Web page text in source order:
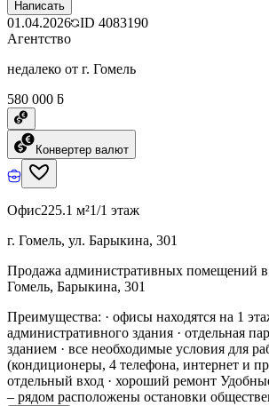
Написать
01.04.2026 ID 4083190
Агентство
недалеко от г. Гомель
580 000 ƃ
Конвертер валют
Офис225.1 м²1/1 этаж
г. Гомель, ул. Барыкина, 301
Продажа административных помещений
Гомель, Барыкина, 301
Преимущества: · офисы находятся на 1
административного здания · отдельная
зданием · все необходимые условия для
(кондиционеры, 4 телефона, интернет и
отдельный вход · хороший ремонт
– рядом расположены остановки